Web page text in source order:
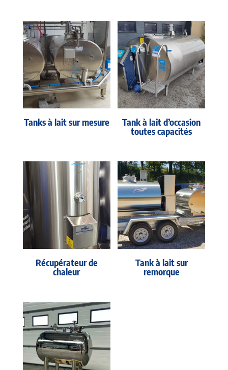
Tanks à lait sur mesure Tank à lait d’occasion
toutes capacités
Récupérateur de
chaleur
Tank à lait sur
remorque